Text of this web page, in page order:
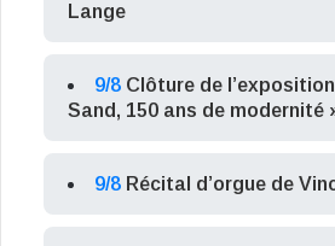
Lange
9/8 Clôture de
Sand, 150 ans de modernité
9/8 Récital d’orgue de